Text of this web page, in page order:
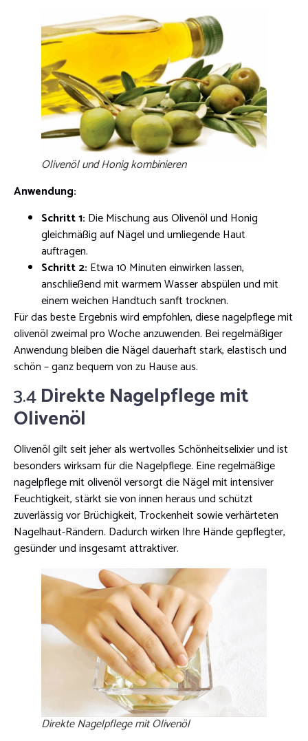
Olivenöl und Honig kombinieren
Anwendung:
Schritt 1: Die Mischung aus Olivenöl und Honig
gleichmäßig auf Nägel und umliegende Haut
auftragen.
Schritt 2: Etwa 10 Minuten einwirken lassen,
anschließend mit warmem Wasser abspülen und mit
einem weichen Handtuch sanft trocknen.
Für das beste Ergebnis wird empfohlen, diese nagelpflege mit
olivenöl zweimal pro Woche anzuwenden. Bei regelmäßiger
Anwendung bleiben die Nägel dauerhaft stark, elastisch und
schön – ganz bequem von zu Hause aus.
3.4Direkte Nagelpflege mit
Olivenöl
Olivenöl gilt seit jeher als wertvolles Schönheitselixier und ist
besonders wirksam für die Nagelpflege. Eine regelmäßige
nagelpflege mit olivenöl versorgt die Nägel mit intensiver
Feuchtigkeit, stärkt sie von innen heraus und schützt
zuverlässig vor Brüchigkeit, Trockenheit sowie verhärteten
Nagelhaut-Rändern. Dadurch wirken Ihre Hände gepflegter,
gesünder und insgesamt attraktiver.
Direkte Nagelpflege mit Olivenöl